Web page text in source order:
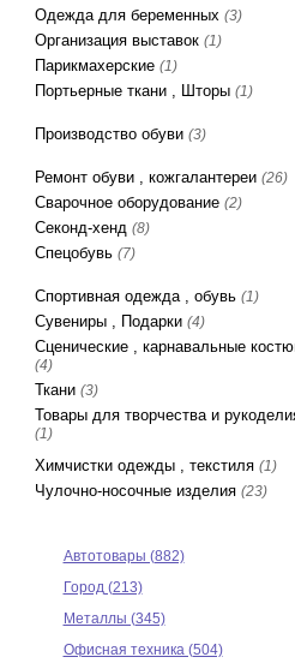
Одежда для беременных (3)
Организация выставок (1)
Парикмахерские (1)
Портьерные ткани , Шторы (1)
Производство обуви (3)
Ремонт обуви , кожгалантереи (26)
Сварочное оборудование (2)
Секонд-хенд (8)
Спецобувь (7)
Спортивная одежда , обувь (1)
Сувениры , Подарки (4)
Сценические , карнавальные
(4)
Ткани (3)
Товары для творчества и
(1)
Химчистки одежды , текстиля (1)
Чулочно-носочные изделия (23)
Автотовары (882)
Город (213)
Металлы (345)
Офисная техника (504)